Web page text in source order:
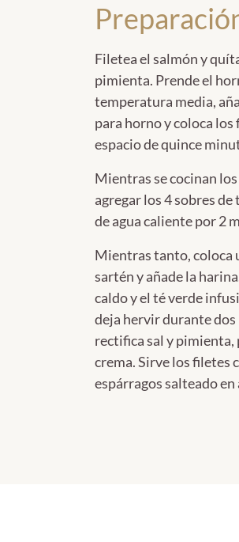
Filetea el salmón y
pimienta. Prende el
temperatura media,
para horno y coloca
espacio de quince
Mientras se cocinan
agregar los 4 sobres
de agua caliente por 2
Mientras tanto, coloca
sartén y añade la
caldo y el té verde
deja hervir durante dos
rectifica sal y pimienta,
crema. Sirve los filetes
espárragos salteado en